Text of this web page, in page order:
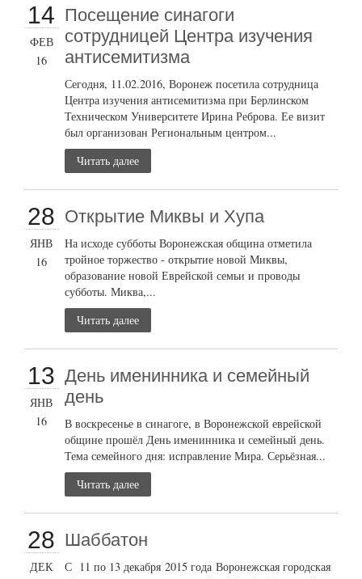
14
ФЕВ
16
Посещение синагоги
сотрудницей Центра изучения
антисемитизма
Сегодня, 11.02.2016, Воронеж посетила сотрудница
Центра изучения антисемитизма при Берлинском
Техническом Университете Ирина Реброва. Ее визит
был организован Региональным центром...
Читать далее
28
ЯНВ
16
Открытие Миквы и Хупа
На исходе субботы Воронежская община отметила
тройное торжество - открытие новой Миквы,
образование новой Еврейской семьи и проводы
субботы. Миква,...
Читать далее
13
ЯНВ
16
День именинника и семейный
день
В воскресенье в синагоге, в Воронежской еврейской
общине прошёл День именинника и семейный день.
Тема семейного дня: исправление Мира. Серьёзная...
Читать далее
28
ДЕК
Шаббатон
С 11 по 13 декабря 2015 года Воронежская городская